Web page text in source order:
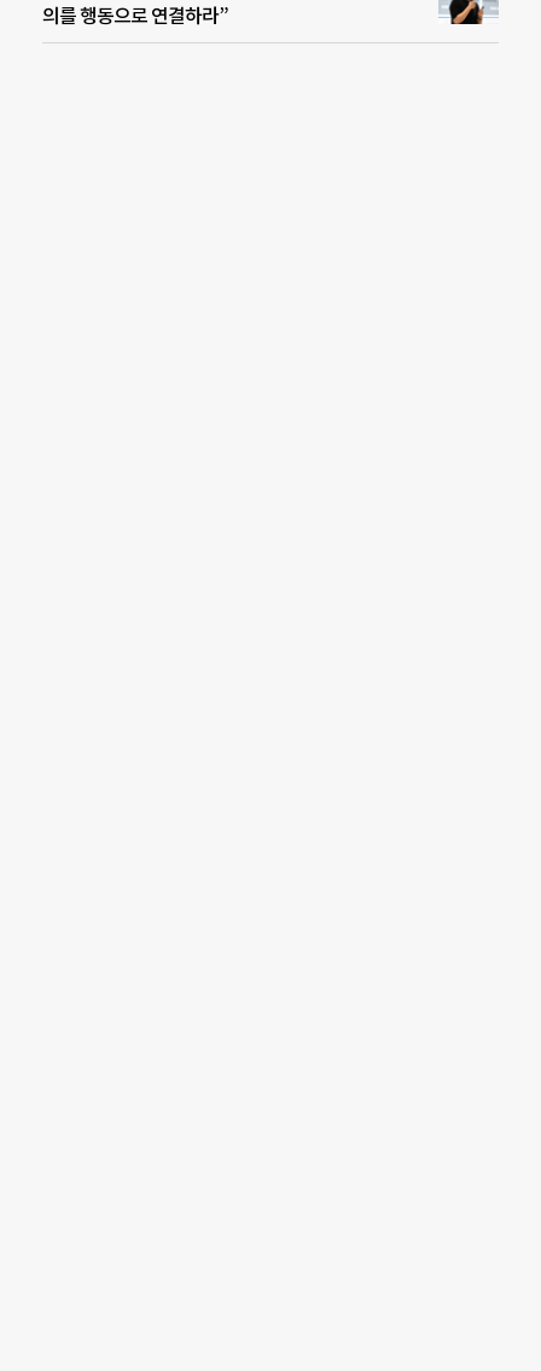
의를 행동으로 연결하라”